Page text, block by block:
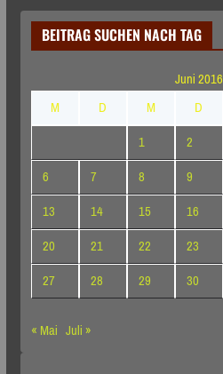
BEITRAG SUCHEN NACH TAG
Juni 2016
M
D M D
1
2
6
7 8 9
13
14 15 16
20
21 22 23
27
28 29
30
« Mai Juli »